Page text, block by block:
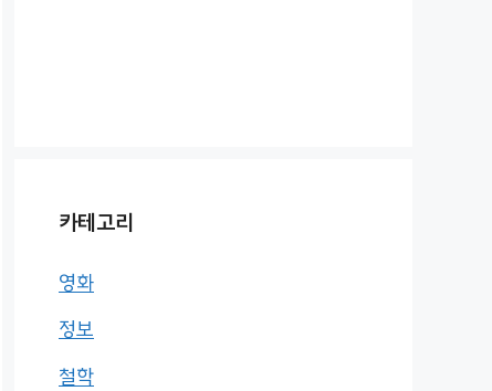
카테고리
영화
정보
철학